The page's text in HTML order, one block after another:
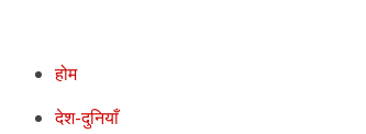
होम
देश-दुनियाँ